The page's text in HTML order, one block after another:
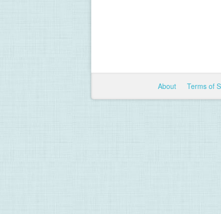
About Terms of